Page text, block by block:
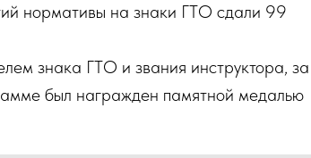
нормативы на знаки ГТО сдали 99
знака ГТО и звания инструктора, за
был награжден памятной медалью